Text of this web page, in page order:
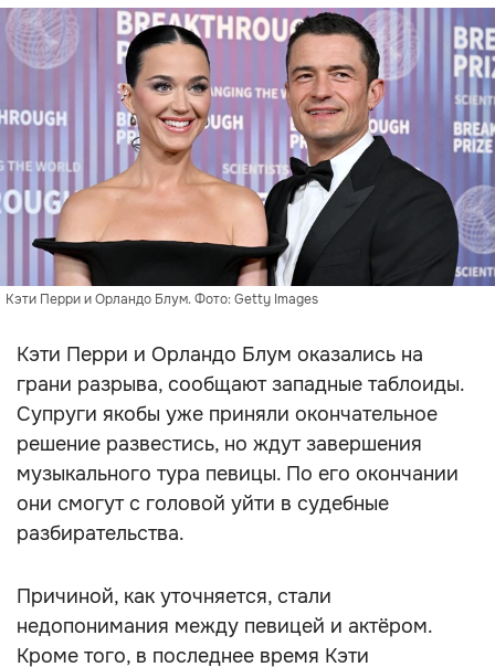
Кэти Перри и Орландо Блум. Фото: Getty Images
Кэти Перри и Орландо Блум оказались на
грани разрыва, сообщают западные таблоиды.
Супруги якобы уже приняли окончательное
решение развестись, но ждут завершения
музыкального тура певицы. По его окончании
они смогут с головой уйти в судебные
разбирательства.
Причиной, как уточняется, стали
недопонимания между певицей и актёром.
Кроме того, в последнее время Кэти